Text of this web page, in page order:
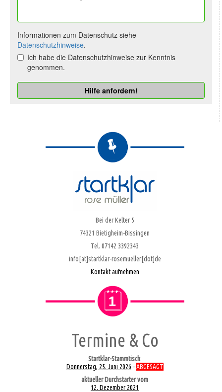
Bei der Kelter 5
74321 Bietigheim-Bissingen
Tel. 07142 3392343
info[at]startklar-rosemueller[dot]de
Kontakt aufnehmen
Termine & Co
Startklar-Stammtisch:
Donnerstag, 25. Juni 2026 -ABGESAGT
aktueller Durchstarter vom
12. Dezember 2021